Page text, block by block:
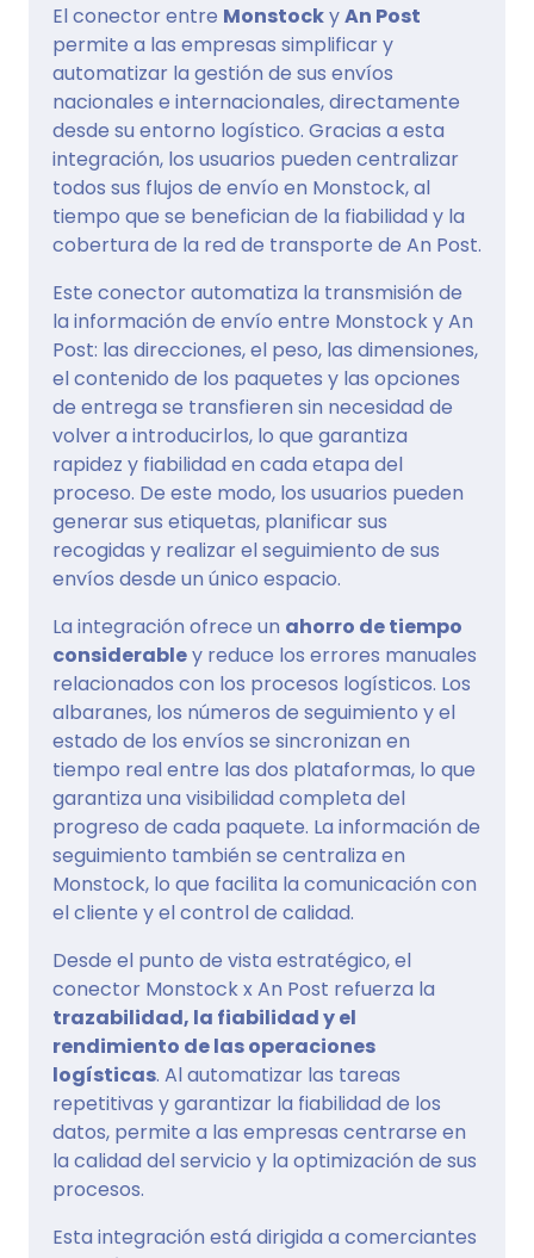
El conector entre MonstockyAn Post
permite a las empresas simplificar y
automatizar la gestión de sus envíos
nacionales e internacionales, directamente
desde su entorno logístico. Gracias a esta
integración, los usuarios pueden centralizar
todos sus flujos de envío en Monstock, al
tiempo que se benefician de la fiabilidad y la
cobertura de la red de transporte de An Post.
Este conector automatiza la transmisión de
la información de envío entre Monstock y An
Post: las direcciones, el peso, las dimensiones,
el contenido de los paquetes y las opciones
de entrega se transfieren sin necesidad de
volver a introducirlos, lo que garantiza
rapidez y fiabilidad en cada etapa del
proceso. De este modo, los usuarios pueden
generar sus etiquetas, planificar sus
recogidas y realizar el seguimiento de sus
envíos desde un único espacio.
La integración ofrece un ahorro de tiempo
considerabley reduce los errores manuales
relacionados con los procesos logísticos. Los
albaranes, los números de seguimiento y el
estado de los envíos se sincronizan en
tiempo real entre las dos plataformas, lo que
garantiza una visibilidad completa del
progreso de cada paquete. La información de
seguimiento también se centraliza en
Monstock, lo que facilita la comunicación con
el cliente y el control de calidad.
Desde el punto de vista estratégico, el
conector Monstock x An Post refuerza la
trazabilidad, la fiabilidad y el
rendimiento de las operaciones
logísticas. Al automatizar las tareas
repetitivas y garantizar la fiabilidad de los
datos, permite a las empresas centrarse en
la calidad del servicio y la optimización de sus
procesos.
Esta integración está dirigida a comerciantes